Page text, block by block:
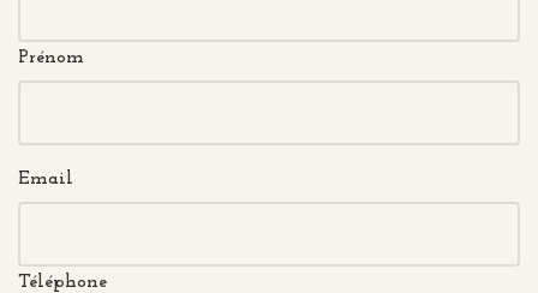
Prénom
Email
Téléphone